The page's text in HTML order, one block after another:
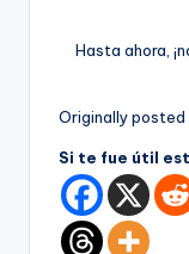
Hasta ahora,
Originally posted
Si te fue útil